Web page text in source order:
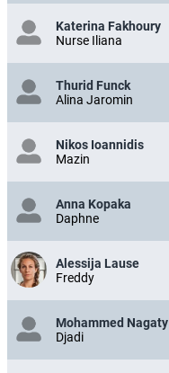
Katerina Fakhoury
Nurse Iliana
Thurid Funck
Alina Jaromin
Nikos Ioannidis
Mazin
Anna Kopaka
Daphne
Alessija Lause
Freddy
Mohammed Nagaty
Djadi